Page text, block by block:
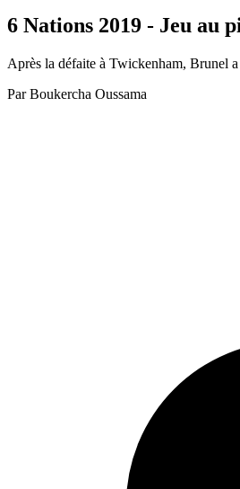
6 Nations 2019 - Jeu au
Après la défaite à Twickenham, Brunel
Par Boukercha Oussama